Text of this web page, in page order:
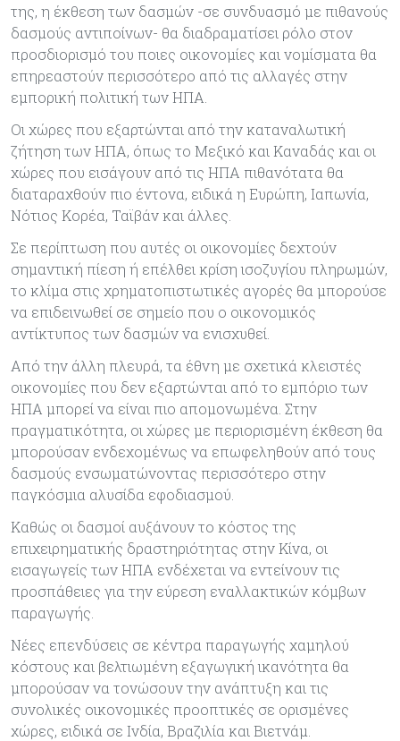
της, η έκθεση των δασµών -σε συνδυασµό µε πιθανούς
δασµούς αντιποίνων- θα διαδραµατίσει ρόλο στον
προσδιορισµό του ποιες οικονοµίες και νοµίσµατα θα
επηρεαστούν περισσότερο από τις αλλαγές στην
εµπορική πολιτική των ΗΠΑ.
Οι χώρες που εξαρτώνται από την καταναλωτική
ζήτηση των ΗΠΑ, όπως το Μεξικό και Καναδάς και οι
χώρες που εισάγουν από τις ΗΠΑ πιθανότατα θα
διαταραχθούν πιο έντονα, ειδικά η Ευρώπη, Ιαπωνία,
Νότιος Κορέα, Ταϊβάν και άλλες.
Σε περίπτωση που αυτές οι οικονοµίες δεχτούν
σηµαντική πίεση ή επέλθει κρίση ισοζυγίου πληρωµών,
το κλίµα στις χρηµατοπιστωτικές αγορές θα µπορούσε
να επιδεινωθεί σε σηµείο που ο οικονοµικός
αντίκτυπος των δασµών να ενισχυθεί.
Από την άλλη πλευρά, τα έθνη µε σχετικά κλειστές
οικονοµίες που δεν εξαρτώνται από το εµπόριο των
ΗΠΑ µπορεί να είναι πιο αποµονωµένα. Στην
πραγµατικότητα, οι χώρες µε περιορισµένη έκθεση θα
µπορούσαν ενδεχοµένως να επωφεληθούν από τους
δασµούς ενσωµατώνοντας περισσότερο στην
παγκόσµια αλυσίδα εφοδιασµού.
Καθώς οι δασµοί αυξάνουν το κόστος της
επιχειρηµατικής δραστηριότητας στην Κίνα, οι
εισαγωγείς των ΗΠΑ ενδέχεται να εντείνουν τις
προσπάθειες για την εύρεση εναλλακτικών κόµβων
παραγωγής.
Νέες επενδύσεις σε κέντρα παραγωγής χαµηλού
κόστους και βελτιωµένη εξαγωγική ικανότητα θα
µπορούσαν να τονώσουν την ανάπτυξη και τις
συνολικές οικονοµικές προοπτικές σε ορισµένες
χώρες, ειδικά σε Ινδία, Βραζιλία και Βιετνάµ.